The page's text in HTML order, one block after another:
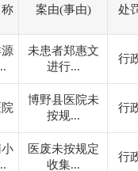
案由(事由) 处
未患者郑惠文
进行...
行
博野县医院未
按规...
行
医废未按规定
收集...
行